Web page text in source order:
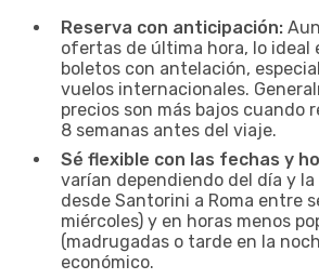
Reserva con anticipación:
ofertas de última hora, lo ideal
boletos con antelación,
vuelos internacionales.
precios son más bajos cuando
8 semanas antes del viaje.
Sé flexible con las fechas y
varían dependiendo del día y la
desde Santorini a Roma entre
miércoles) y en horas menos
(madrugadas o tarde en la
económico.